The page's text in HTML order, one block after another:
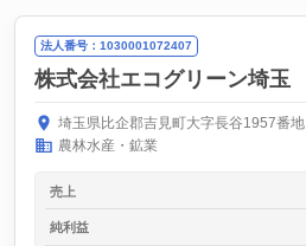
法人番号：1030001072407
株式会社エコグリーン埼玉
埼玉県比企郡吉見町大字長谷1957番地
農林水産・鉱業
売上
純利益